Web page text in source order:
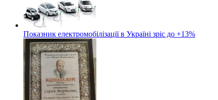
Показник електромобілізації в Україні зріс до +13%